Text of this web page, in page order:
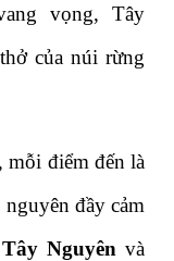
vọng, Tây
của núi rừng
mỗi điểm đến là
đầy cảm
Nguyên và